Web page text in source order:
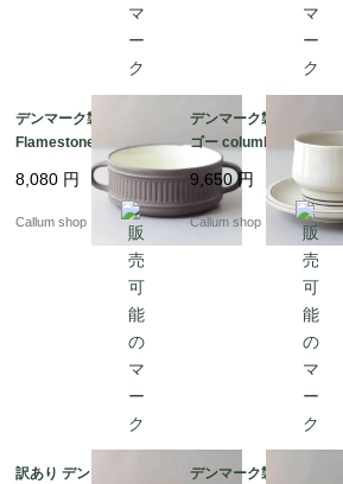
デンマーク製 DANSK
Flamestone 持ち手付
き スープボウル 器 ク
イストゴー J.H.Quistg
aard 北欧ヴィンテージ
アンティーク_it4611
8,080 円
Callum shop
デンマーク製 クイスト
ゴー columbia ティー
カップ＆ソーサー コロ
ンビア B&G Bing & Gr
ondahl J.H.Quistgaard
北欧ヴィンテージ アン
9,650円
Callum shop
訳あり デンマーク製 ク
デンマーク製 クイスト